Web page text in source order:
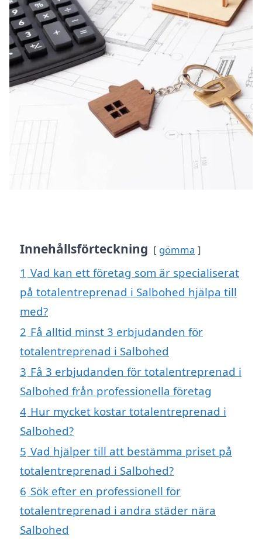
Innehållsförteckning gömma
1 Vad kan ett företag som är specialiserat
på totalentreprenad i Salbohed hjälpa till
med?
2 Få alltid minst 3 erbjudanden för
totalentreprenad i Salbohed
3 Få 3 erbjudanden för totalentreprenad i
Salbohed från professionella företag
4 Hur mycket kostar totalentreprenad i
Salbohed?
5 Vad hjälper till att bestämma priset på
totalentreprenad i Salbohed?
6 Sök efter en professionell för
totalentreprenad i andra städer nära
Salbohed